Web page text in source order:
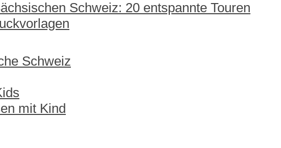
Schweiz: 20 entspannte Touren
Schweiz
mit Kind